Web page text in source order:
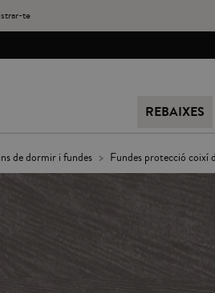
te
REBAIXES
de dormir i fundes fundes protecció coixí